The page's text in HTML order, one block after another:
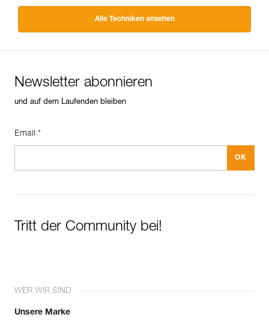
Alle Techniken ansehen
Newsletter abonnieren
und auf dem Laufenden bleiben
Email *
Tritt der Community bei!
WER WIR SIND
Unsere Marke